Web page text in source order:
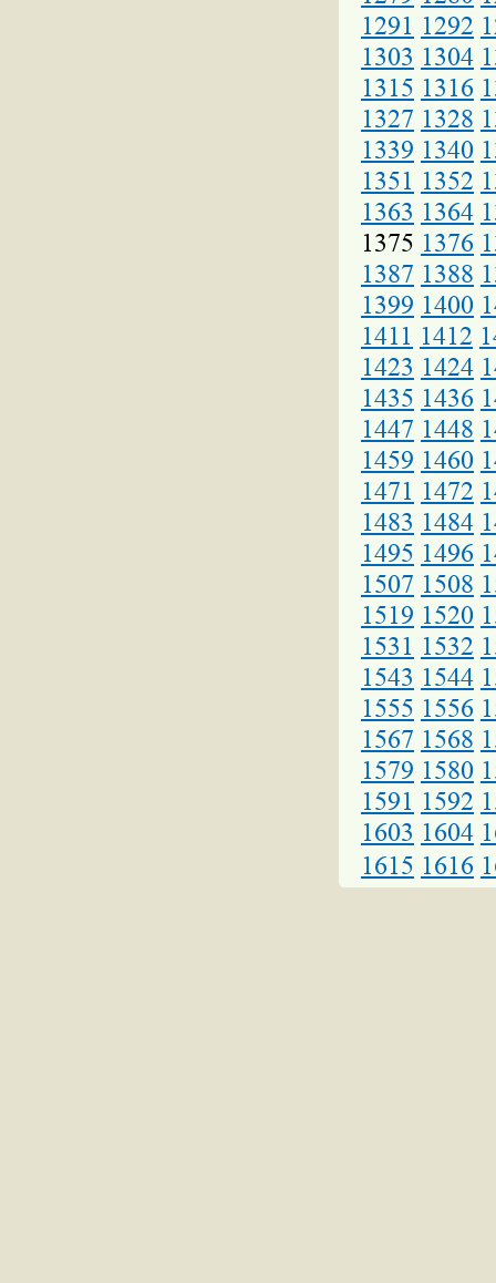
1291 1292
1303 1304
1315 1316
1327 1328
1339 1340
1351 1352
1363 1364
1375 1376
1387 1388
1399 1400
1411 1412
1423 1424
1435 1436
1447 1448
1459 1460
1471 1472
1483 1484
1495 1496
1507 1508
1519 1520
1531 1532
1543 1544
1555 1556
1567 1568
1579 1580
1591 1592
1603 1604
1615 1616